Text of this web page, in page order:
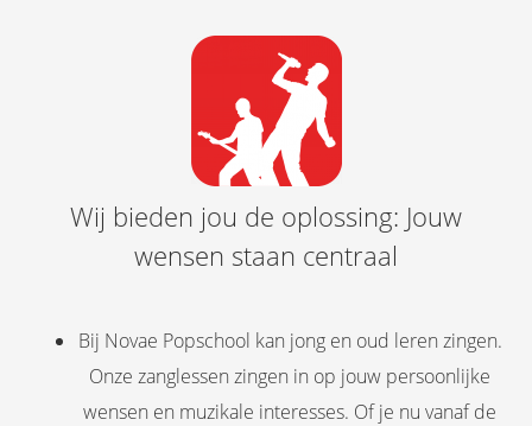
Wij bieden jou de oplossing: Jouw
wensen staan centraal
Bij Novae Popschool kan jong en oud leren zingen.
Onze zanglessen zingen in op jouw persoonlijke
wensen en muzikale interesses. Of je nu vanaf de